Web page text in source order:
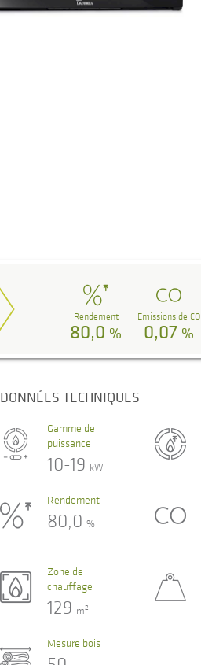
Rendement
80,0 %
Émissions de CO
0,07 %
DONNÉES TECHNIQUES
Gamme de
puissance
10-19 kW
Rendement
80,0 %
Zone de
chauffage
129 m2
Mesure bois